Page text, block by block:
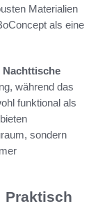
Materialien
als eine
Nachttische
während das
funktional als
sondern
Praktisch